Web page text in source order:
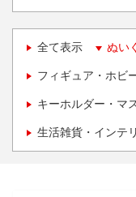
全て表示 ぬい
フィギュア・ホビ
キーホルダー・マ
生活雑貨・インテ